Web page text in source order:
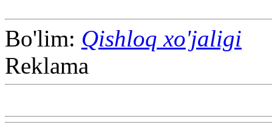
Bo'lim: Qishloq xo'jaligi
Reklama